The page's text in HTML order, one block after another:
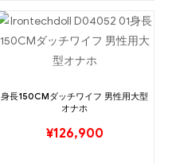
身長150CMダッチワイフ 男性用大型
オナホ
¥126,900